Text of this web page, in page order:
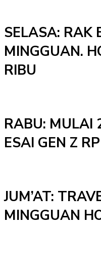
SELASA: RAK
MINGGUAN.
RIBU
RABU: MULAI
ESAI GEN Z
JUM’AT:
MINGGUAN